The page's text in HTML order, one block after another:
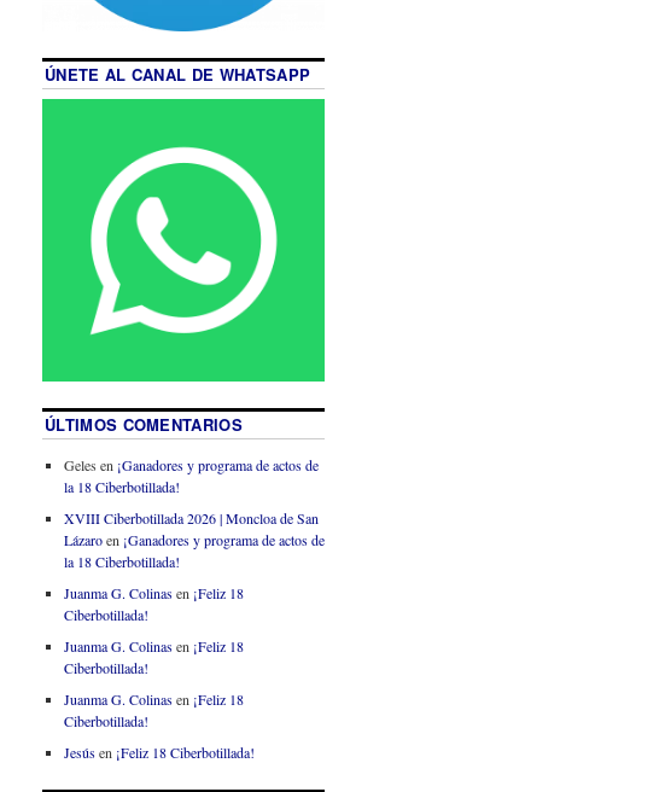
ÚNETE AL CANAL DE WHATSAPP
ÚLTIMOS COMENTARIOS
Geles en ¡Ganadores y programa de actos de
la 18 Ciberbotillada!
XVIII Ciberbotillada 2026 | Moncloa de San
Lázaroen ¡Ganadores y programa de actos de
la 18 Ciberbotillada!
Juanma G. Colinasen ¡Feliz 18
Ciberbotillada!
Juanma G. Colinasen ¡Feliz 18
Ciberbotillada!
Juanma G. Colinasen ¡Feliz 18
Ciberbotillada!
Jesúsen ¡Feliz 18 Ciberbotillada!